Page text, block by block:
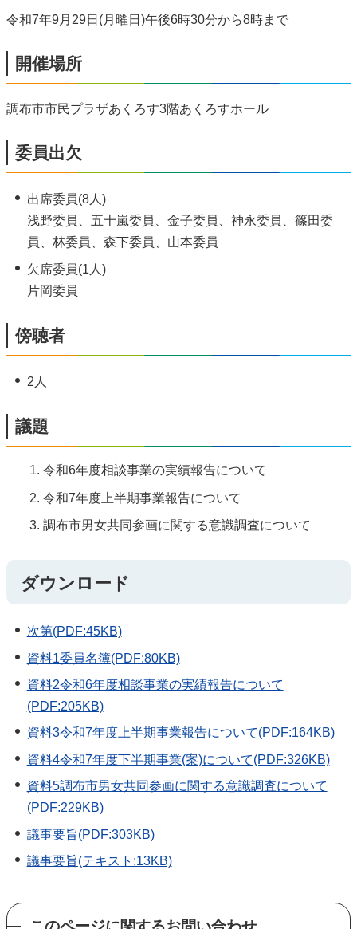
令和7年9月29日(月曜日)午後6時30分から8時まで
開催場所
調布市市民プラザあくろす3階あくろすホール
委員出欠
出席委員(8人)
浅野委員、五十嵐委員、金子委員、神永委員、篠田委
員、林委員、森下委員、山本委員
欠席委員(1人)
片岡委員
傍聴者
2人
議題
令和6年度相談事業の実績報告について
令和7年度上半期事業報告について
調布市男女共同参画に関する意識調査について
ダウンロード
次第(PDF:45KB)
資料1委員名簿(PDF:80KB)
資料2令和6年度相談事業の実績報告について
(PDF:205KB)
資料3令和7年度上半期事業報告について(PDF:164KB)
資料4令和7年度下半期事業(案)について(PDF:326KB)
資料5調布市男女共同参画に関する意識調査について
(PDF:229KB)
議事要旨(PDF:303KB)
議事要旨(テキスト:13KB)